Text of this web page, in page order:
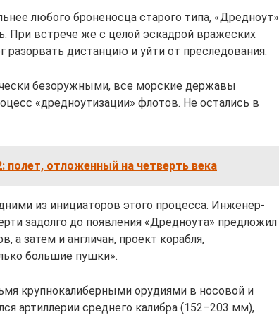
любого броненосца старого типа, «Дредноут»
При встрече же с целой эскадрой вражеских
разорвать дистанцию и уйти от преследования.
безоружными, все морские державы
«дредноутизации» флотов. Не остались в
полет, отложенный на четверть века
из инициаторов этого процесса. Инженер-
задолго до появления «Дредноута» предложил
а затем и англичан, проект корабля,
большие пушки».
крупнокалиберными орудиями в носовой и
артиллерии среднего калибра (152–203 мм),